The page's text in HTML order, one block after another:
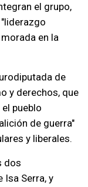
el grupo,
en la
de
y derechos, que
pueblo
de guerra"
y liberales.
dos
Isa Serra, y